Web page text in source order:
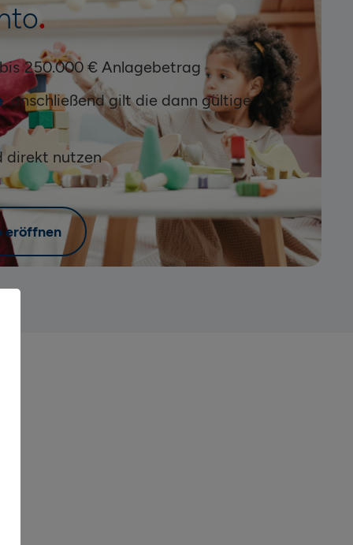
250.000 € Anlagebetrag
, anschließend gilt die dann gültige
direkt nutzen
eröffnen